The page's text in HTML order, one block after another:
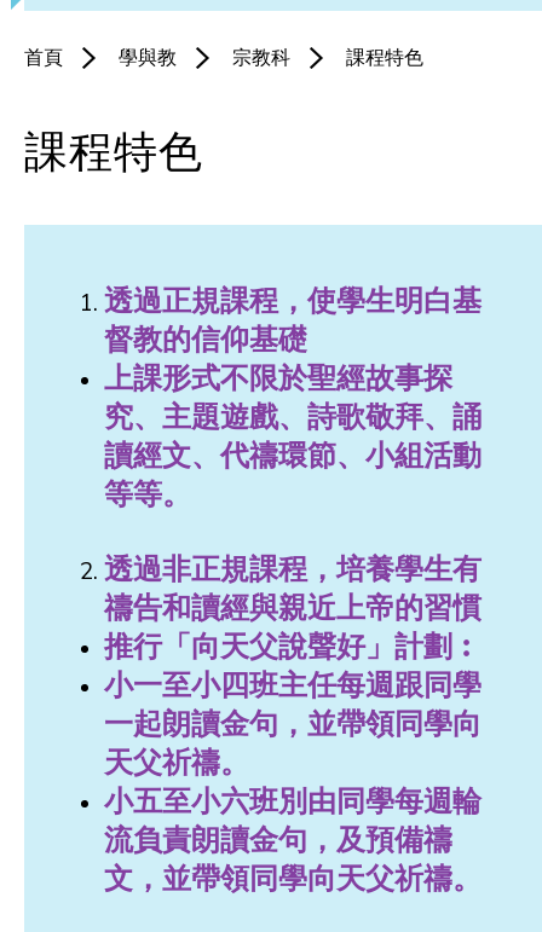
首頁 學與教 宗教科 課程特色
課程特色
透過正規課程，使學生明白基
督教的信仰基礎
上課形式不限於聖經故事探
究、主題遊戲、詩歌敬拜、誦
讀經文、代禱環節、小組活動
等等。
透過非正規課程，培養學生有
禱告和讀經與親近上帝的習慣
推行「向天父說聲好」計劃︰
小一至小四班主任每週跟同學
一起朗讀金句，並帶領同學向
天父祈禱。
小五至小六班別由同學每週輪
流負責朗讀金句，及預備禱
文，並帶領同學向天父祈禱。